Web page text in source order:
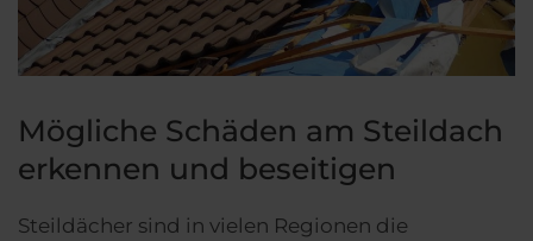
Mögliche Schäden am Steildach
erkennen und beseitigen
Steildächer sind in vielen Regionen die